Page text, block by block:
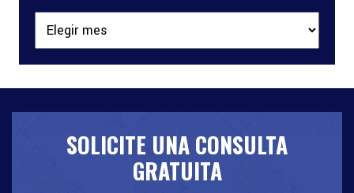
SOLICITE UNA CONSULTA
GRATUITA